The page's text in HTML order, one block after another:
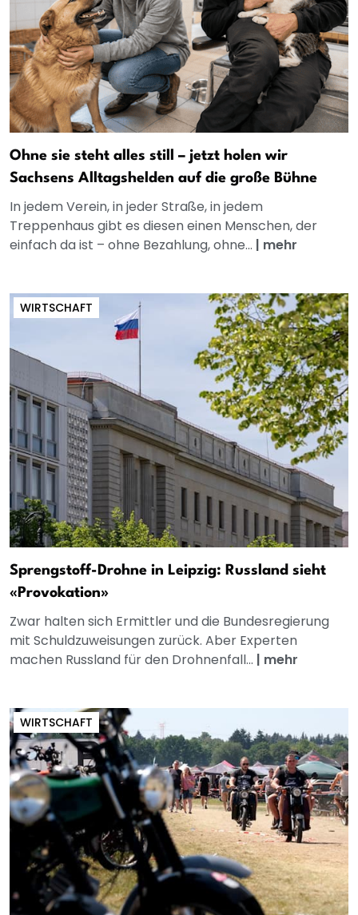
Ohne sie steht alles still – jetzt holen wir
Sachsens Alltagshelden auf die große Bühne
In jedem Verein, in jeder Straße, in jedem
Treppenhaus gibt es diesen einen Menschen, der
einfach da ist – ohne Bezahlung, ohne... | mehr
WIRTSCHAFT
Sprengstoff-Drohne in Leipzig: Russland sieht
«Provokation»
Zwar halten sich Ermittler und die Bundesregierung
mit Schuldzuweisungen zurück. Aber Experten
machen Russland für den Drohnenfall... | mehr
WIRTSCHAFT